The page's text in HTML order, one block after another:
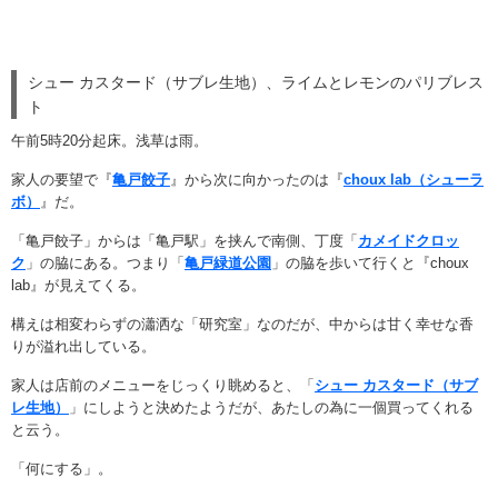
シュー カスタード（サブレ生地）、ライムとレモンのパリブレス
ト
午前5時20分起床。浅草は雨。
家人の要望で『亀戸餃子 』から次に向かったのは『choux lab（シューラ
ボ）
』だ。
「亀戸餃子」からは「亀戸駅」を挟んで南側、丁度「カメイドクロッ
ク 」の脇にある。つまり「亀戸緑道公園 」の脇を歩いて行くと『choux
lab』が見えてくる。
構えは相変わらずの瀟洒な「研究室」なのだが、中からは甘く幸せな香
りが溢れ出している。
家人は店前のメニューをじっくり眺めると、「シュー カスタード（サブ
レ生地）
」にしようと決めたようだが、あたしの為に一個買ってくれる
と云う。
「何にする」。